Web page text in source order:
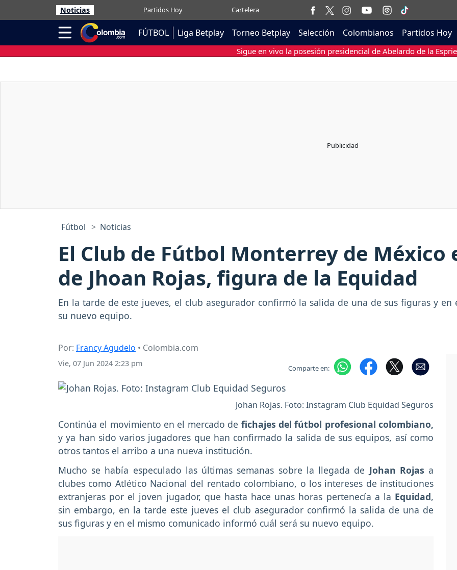
Noticias Partidos Hoy Cartelera
FÚTBOL Liga Betplay Torneo Betplay Selección Colombianos Partidos Hoy
Sigue en vivo la posesión presidencial de Abelardo de la
Fútbol Noticias
El Club de Fútbol Monterrey de México
de Jhoan Rojas, figura de la Equidad
En la tarde de este jueves, el club asegurador confirmó la salida de una de sus figuras y
su nuevo equipo.
Por: Francy Agudelo • Colombia.com
Vie, 07 Jun 2024 2:23 pm Comparte en:
Johan Rojas. Foto: Instagram Club Equidad Seguros
Continúa el movimiento en el mercado de fichajes del fútbol profesional colombiano,
y ya han sido varios jugadores que han confirmado la salida de sus equipos, así como
otros tantos el arribo a una nueva institución.
Mucho se había especulado las últimas semanas sobre la llegada de Johan Rojasa
clubes como Atlético Nacional del rentado colombiano, o los intereses de instituciones
extranjeras por el joven jugador, que hasta hace unas horas pertenecía a la Equidad,
sin embargo, en la tarde este jueves el club asegurador confirmó la salida de una de
sus figuras y en el mismo comunicado informó cuál será su nuevo equipo.